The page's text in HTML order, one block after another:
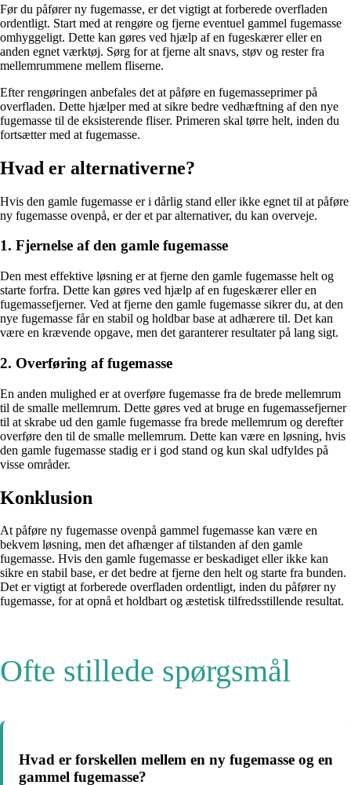
Før du påfører ny fugemasse, er det vigtigt at forberede overfladen
ordentligt. Start med at rengøre og fjerne eventuel gammel fugemasse
omhyggeligt. Dette kan gøres ved hjælp af en fugeskærer eller en
anden egnet værktøj. Sørg for at fjerne alt snavs, støv og rester fra
mellemrummene mellem fliserne.
Efter rengøringen anbefales det at påføre en fugemasseprimer på
overfladen. Dette hjælper med at sikre bedre vedhæftning af den nye
fugemasse til de eksisterende fliser. Primeren skal tørre helt, inden du
fortsætter med at fugemasse.
Hvad er alternativerne?
Hvis den gamle fugemasse er i dårlig stand eller ikke egnet til at påføre
ny fugemasse ovenpå, er der et par alternativer, du kan overveje.
1. Fjernelse af den gamle fugemasse
Den mest effektive løsning er at fjerne den gamle fugemasse helt og
starte forfra. Dette kan gøres ved hjælp af en fugeskærer eller en
fugemassefjerner. Ved at fjerne den gamle fugemasse sikrer du, at den
nye fugemasse får en stabil og holdbar base at adhærere til. Det kan
være en krævende opgave, men det garanterer resultater på lang sigt.
2. Overføring af fugemasse
En anden mulighed er at overføre fugemasse fra de brede mellemrum
til de smalle mellemrum. Dette gøres ved at bruge en fugemassefjerner
til at skrabe ud den gamle fugemasse fra brede mellemrum og derefter
overføre den til de smalle mellemrum. Dette kan være en løsning, hvis
den gamle fugemasse stadig er i god stand og kun skal udfyldes på
visse områder.
Konklusion
At påføre ny fugemasse ovenpå gammel fugemasse kan være en
bekvem løsning, men det afhænger af tilstanden af den gamle
fugemasse. Hvis den gamle fugemasse er beskadiget eller ikke kan
sikre en stabil base, er det bedre at fjerne den helt og starte fra bunden.
Det er vigtigt at forberede overfladen ordentligt, inden du påfører ny
fugemasse, for at opnå et holdbart og æstetisk tilfredsstillende resultat.
Ofte stillede spørgsmål
Hvad er forskellen mellem en ny fugemasse og en
gammel fugemasse?